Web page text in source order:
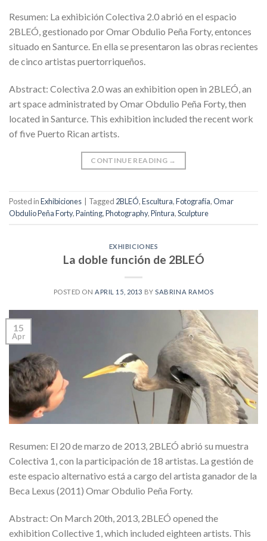
Resumen: La exhibición Colectiva 2.0 abrió en el espacio
2BLEÓ, gestionado por Omar Obdulio Peña Forty, entonces
situado en Santurce. En ella se presentaron las obras recientes
de cinco artistas puertorriqueños.
Abstract: Colectiva 2.0 was an exhibition open in 2BLEÓ, an
art space administrated by Omar Obdulio Peña Forty, then
located in Santurce. This exhibition included the recent work
of five Puerto Rican artists.
CONTINUE READING →
Posted inExhibiciones Tagged 2BLEÓ,Escultura,Fotografía,Omar
Obdulio Peña Forty,Painting,Photography,Pintura,Sculpture
EXHIBICIONES
La doble función de 2BLEÓ
POSTED ONAPRIL 15, 2013 BYSABRINA RAMOS
15
Apr
Resumen: El 20 de marzo de 2013, 2BLEÓ abrió su muestra
Colectiva 1, con la participación de 18 artistas. La gestión de
este espacio alternativo está a cargo del artista ganador de la
Beca Lexus (2011) Omar Obdulio Peña Forty.
Abstract: On March 20th, 2013, 2BLEÓ opened the
exhibition Collective 1, which included eighteen artists. This